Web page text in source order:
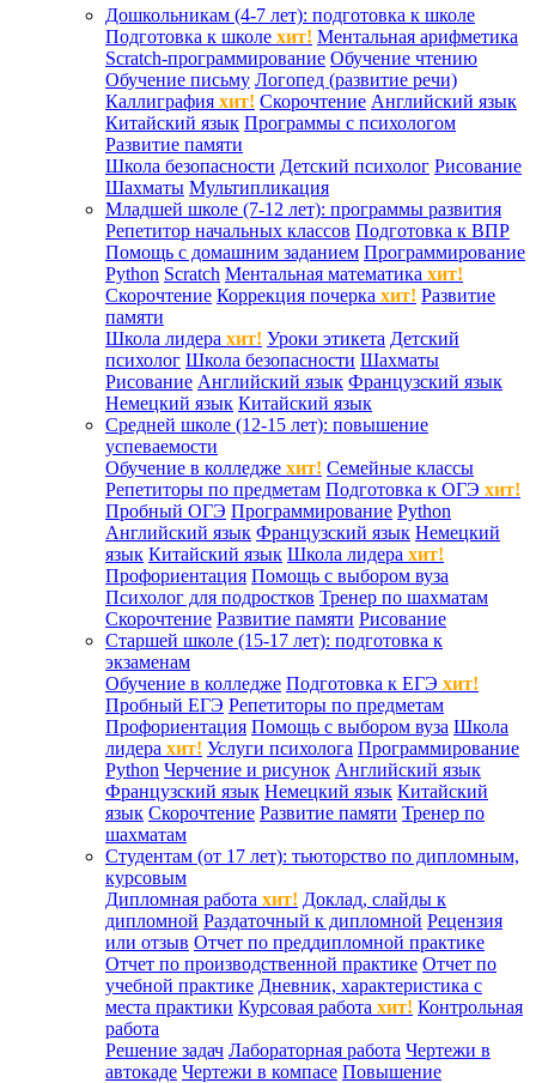
Дошкольникам (4-7 лет): подготовка к школе
Подготовка к школе хит! Ментальная арифметика
Scratch-программирование Обучение чтению
Обучение письму Логопед (развитие речи)
Каллиграфия хит! Скорочтение Английский язык
Китайский язык Программы с психологом
Развитие памяти
Школа безопасности Детский психолог Рисование
Шахматы Мультипликация
Младшей школе (7-12 лет): программы развития
Репетитор начальных классов Подготовка к ВПР
Помощь с домашним заданием Программирование
Python Scratch Ментальная математика хит!
Скорочтение Коррекция почерка хит! Развитие
памяти
Школа лидера хит! Уроки этикета Детский
психолог Школа безопасности Шахматы
Рисование Английский язык Французский язык
Немецкий язык Китайский язык
Средней школе (12-15 лет): повышение
успеваемости
Обучение в колледже хит! Семейные классы
Репетиторы по предметам Подготовка к ОГЭ хит!
Пробный ОГЭ Программирование Python
Английский язык Французский язык Немецкий
язык Китайский язык Школа лидера хит!
Профориентация Помощь с выбором вуза
Психолог для подростков Тренер по шахматам
Скорочтение Развитие памяти Рисование
Старшей школе (15-17 лет): подготовка к
экзаменам
Обучение в колледже Подготовка к ЕГЭ хит!
Пробный ЕГЭ Репетиторы по предметам
Профориентация Помощь с выбором вуза Школа
лидера хит! Услуги психолога Программирование
Python Черчение и рисунок Английский язык
Французский язык Немецкий язык Китайский
язык Скорочтение Развитие памяти Тренер по
шахматам
Студентам (от 17 лет): тьюторство по дипломным,
курсовым
Дипломная работа хит! Доклад, слайды к
дипломной Раздаточный к дипломной Рецензия
или отзыв Отчет по преддипломной практике
Отчет по производственной практике Отчет по
учебной практике Дневник, характеристика с
места практики Курсовая работа хит! Контрольная
работа
Решение задач Лабораторная работа Чертежи в
автокаде Чертежи в компасе Повышение